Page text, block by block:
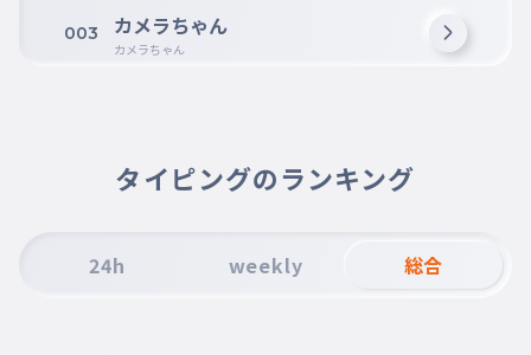
003 カメラちゃん
カメラちゃん
タイピングのランキング
24h weekly 総合